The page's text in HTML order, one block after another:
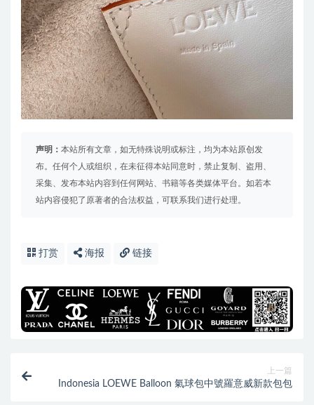
声明： 本站所有文章，如无特殊说明或标注，均为本站原创发
布。任何个人或组织，在未征得本站同意时，禁止复制、盗用、
采集、发布本站内容到任何网站、书籍等各类媒体平台。如若本
站内容侵犯了原著者的合法权益，可联系我们进行处理。
打赏 海报 链接
上一篇
Indonesia LOEWE Balloon 氣球包中號羅意威新款包包